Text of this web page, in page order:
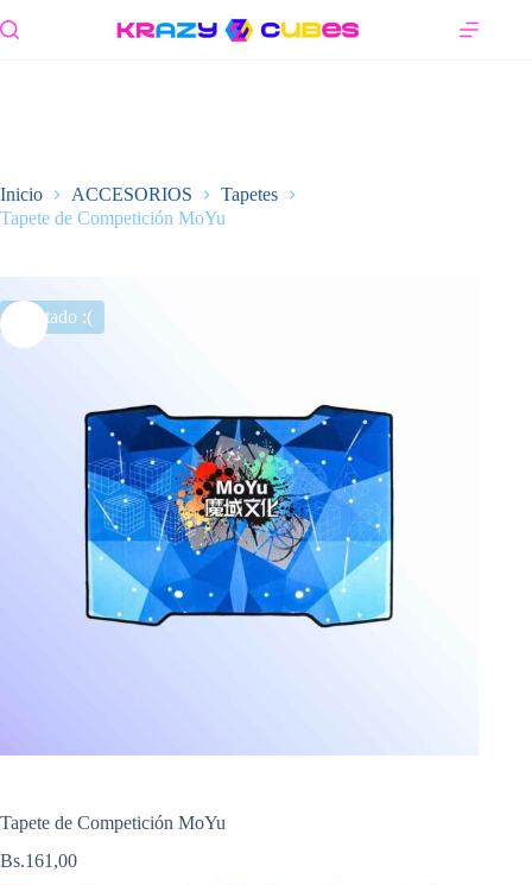
al
Inicio ACCESORIOS
Tapetes
Tapete de Competición MoYu
Agotado :(
Tapete de Competición MoYu
Bs.161,00